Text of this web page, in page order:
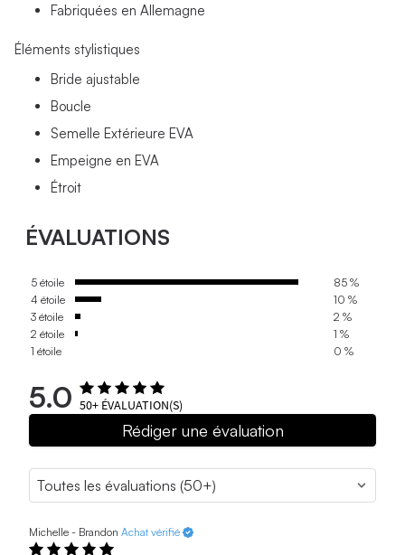
Fabriquées en Allemagne
Éléments stylistiques
Bride ajustable
Boucle
Semelle Extérieure EVA
Empeigne en EVA
Étroit
ÉVALUATIONS
5 étoile
85 %
4 étoile
10 %
3 étoile
2 %
2 étoile
1 %
1 étoile
0 %
5.0 50+ ÉVALUATION(S)
Rédiger une évaluation
Michelle - Brandon Achat vérifié